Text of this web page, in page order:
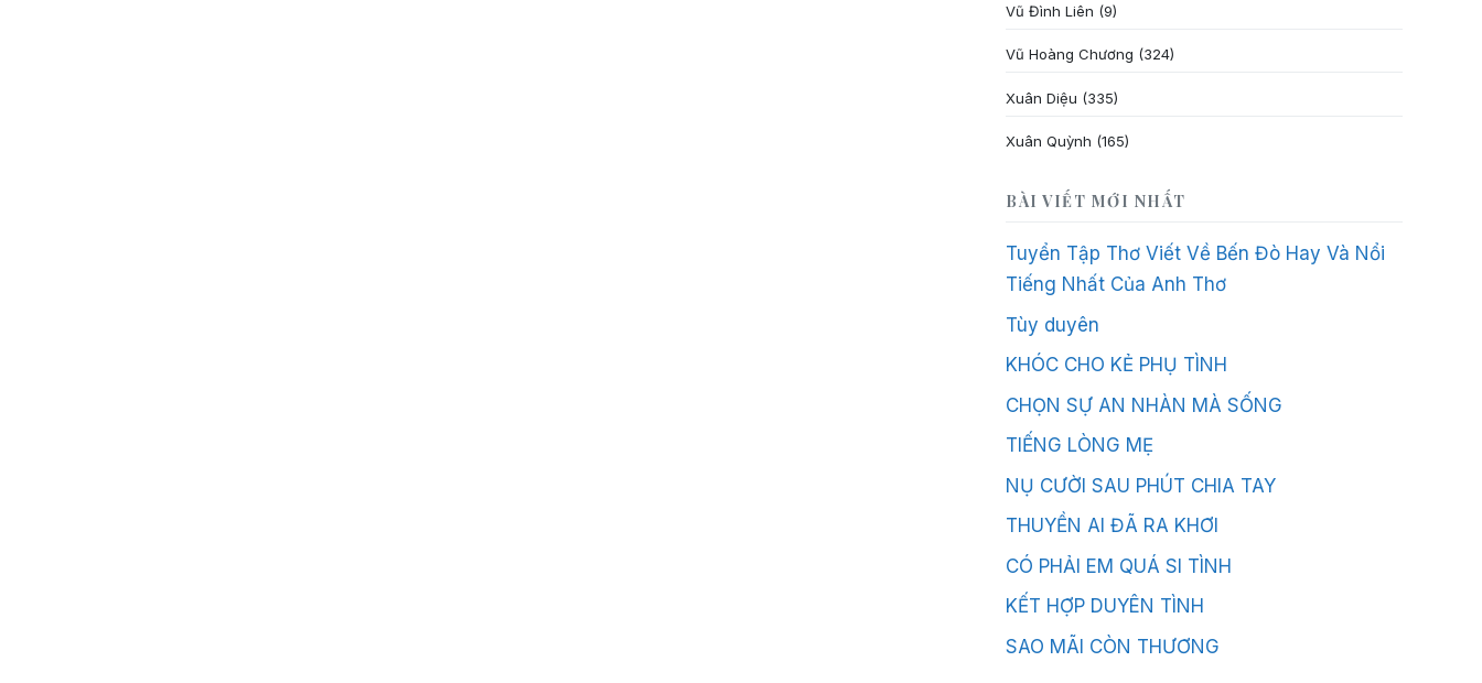
Vũ Đình Liên (9)
Vũ Hoàng Chương (324)
Xuân Diệu (335)
Xuân Quỳnh (165)
BÀI VIẾT MỚI NHẤT
Tuyển Tập Thơ Viết Về Bến Đò Hay Và Nổi
Tiếng Nhất Của Anh Thơ
Tùy duyên
KHÓC CHO KẺ PHỤ TÌNH
CHỌN SỰ AN NHÀN MÀ SỐNG
TIẾNG LÒNG MẸ
NỤ CƯỜI SAU PHÚT CHIA TAY
THUYỀN AI ĐÃ RA KHƠI
CÓ PHẢI EM QUÁ SI TÌNH
KẾT HỢP DUYÊN TÌNH
SAO MÃI CÒN THƯƠNG